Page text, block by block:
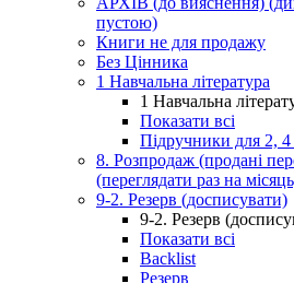
пустою)
Книги не для продажу
Без Цінника
1 Навчальна література
1 Навчальна
Показати всі
Підручники для 2, 4
8. Розпродаж (продані
(переглядати раз на
9-2. Резерв (досписувати)
9-2. Резерв
Показати всі
Backlist
Резерв